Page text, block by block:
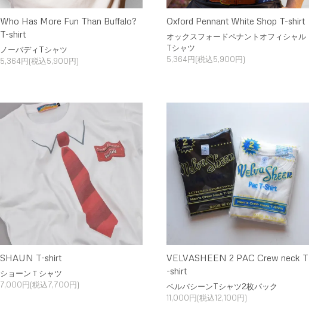
Who Has More Fun Than Buffalo?
T-shirt
ノーバディTシャツ
5,364円(税込5,900円)
Oxford Pennant White Shop T-shirt
オックスフォードペナントオフィシャル
Tシャツ
5,364円(税込5,900円)
SHAUN T-shirt
ショーンＴシャツ
7,000円(税込7,700円)
VELVASHEEN 2 PAC Crew neck T
-shirt
ベルバシーンTシャツ2枚パック
11,000円(税込12,100円)